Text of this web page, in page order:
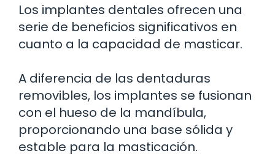
Los implantes dentales ofrecen una
serie de beneficios significativos en
cuanto a la capacidad de masticar.
A diferencia de las dentaduras
removibles, los implantes se fusionan
con el hueso de la mandíbula,
proporcionando una base sólida y
estable para la masticación.